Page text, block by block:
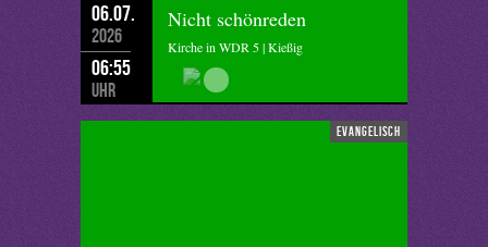
06.07.
2026
06:55
Uhr
Nicht schönreden
Kirche in WDR 5 | Kießig
evangelisch